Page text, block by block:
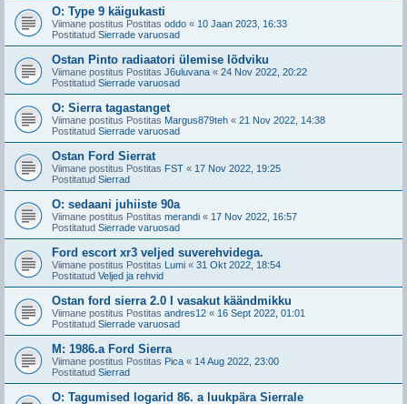
O: Type 9 käigukasti
Viimane postitus Postitas oddo « 10 Jaan 2023, 16:33
Postitatud Sierrade varuosad
Ostan Pinto radiaatori ülemise lõdviku
Viimane postitus Postitas J6uluvana « 24 Nov 2022, 20:22
Postitatud Sierrade varuosad
O: Sierra tagastanget
Viimane postitus Postitas Margus879teh « 21 Nov 2022, 14:38
Postitatud Sierrade varuosad
Ostan Ford Sierrat
Viimane postitus Postitas FST « 17 Nov 2022, 19:25
Postitatud Sierrad
O: sedaani juhiiste 90a
Viimane postitus Postitas merandi « 17 Nov 2022, 16:57
Postitatud Sierrade varuosad
Ford escort xr3 veljed suverehvidega.
Viimane postitus Postitas Lumi « 31 Okt 2022, 18:54
Postitatud Veljed ja rehvid
Ostan ford sierra 2.0 I vasakut käändmikku
Viimane postitus Postitas andres12 « 16 Sept 2022, 01:01
Postitatud Sierrade varuosad
M: 1986.a Ford Sierra
Viimane postitus Postitas Pica « 14 Aug 2022, 23:00
Postitatud Sierrad
O: Tagumised logarid 86. a luukpära Sierrale